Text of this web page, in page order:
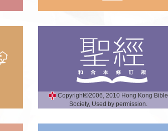
Copyright©2006, 2010 Hong Kong Bible
Society, Used by permission.